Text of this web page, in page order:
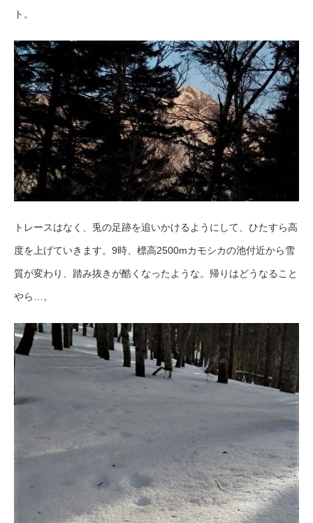
ト。
トレースはなく、兎の足跡を追いかけるようにして、ひたすら高
度を上げていきます。9時、標高2500mカモシカの池付近から雪
質が変わり、踏み抜きが酷くなったような。帰りはどうなること
やら…。